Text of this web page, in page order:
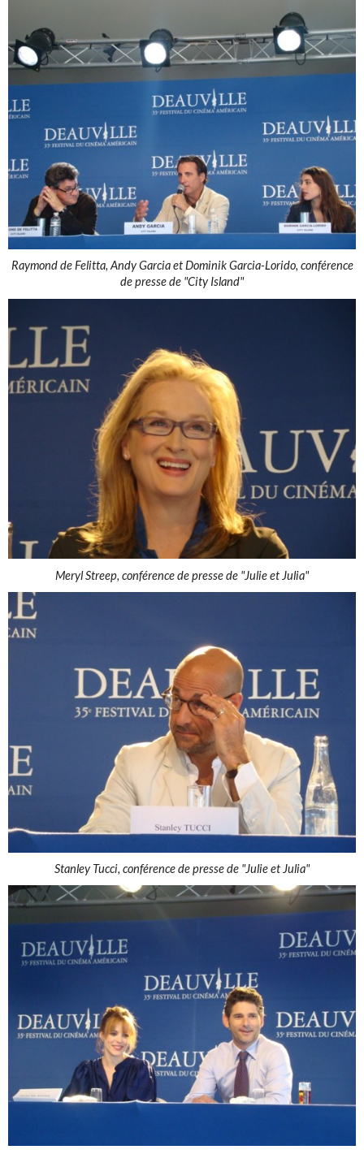
Raymond de Felitta, Andy Garcia et Dominik Garcia-Lorido, conférence
de presse de "City Island"
Meryl Streep, conférence de presse de "Julie et Julia"
Stanley Tucci, conférence de presse de "Julie et Julia"